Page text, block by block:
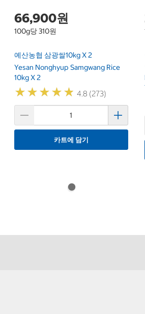
66,900원
100g당 310원
예산농협 삼광쌀10kg X 2
Yesan Nonghyup Samgwang Rice
10kg X 2
★★★★★
★★★★★ 4.8 (273)
카트에 담기